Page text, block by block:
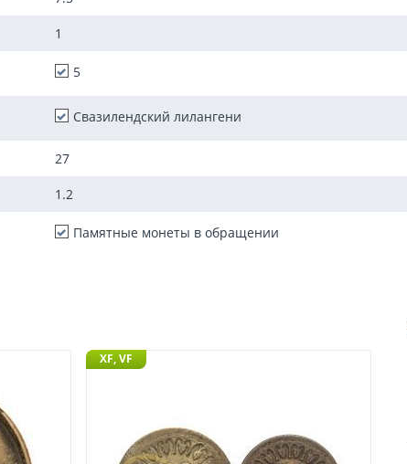
1
5
Свазилендский лилангени
27
1.2
Памятные монеты в обращении
XF, VF